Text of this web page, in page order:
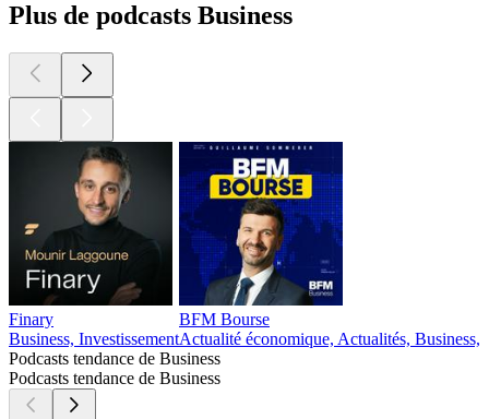
Plus de podcasts Business
Finary
Business, Investissement
BFM Bourse
Actualité économique, Actualités, Business,
Podcasts tendance de Business
Podcasts tendance de Business